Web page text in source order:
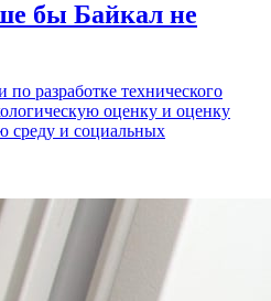
бы Байкал не
разработке технического
оценку и оценку
среду и социальных